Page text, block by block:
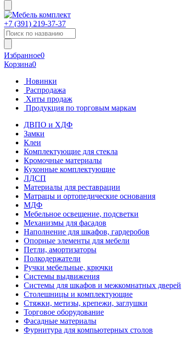
+7 (391) 219-37-37
Избранное0
Корзина0
Новинки
Распродажа
Хиты продаж
Продукция по торговым маркам
ДВПО и ХДФ
Замки
Клеи
Комплектующие для стекла
Кромочные материалы
Кухонные комплектующие
ЛДСП
Материалы для реставрации
Матрацы и ортопедические основания
МДФ
Мебельное освещение, подсветки
Механизмы для фасадов
Наполнение для шкафов, гардеробов
Опорные элементы для мебели
Петли, амортизаторы
Полкодержатели
Ручки мебельные, крючки
Системы выдвижения
Системы для шкафов и межкомнатных дверей
Столешницы и комплектующие
Стяжки, метизы, крепежи, заглушки
Торговое оборудование
Фасадные материалы
Фурнитура для компьютерных столов